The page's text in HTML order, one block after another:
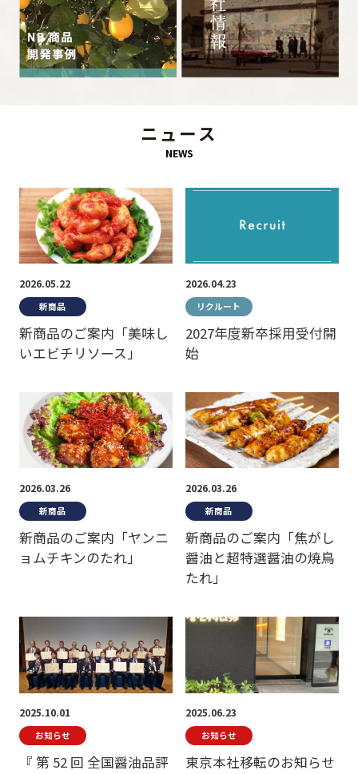
ニュース
NEWS
2026.05.22
新商品
新商品のご案内「美味し
いエビチリソース」
2026.04.23
リクルート
2027年度新卒採用受付開
始
2026.03.26
新商品
新商品のご案内「ヤンニ
ョムチキンのたれ」
2026.03.26
新商品
新商品のご案内「焦がし
醤油と超特選醤油の焼鳥
たれ」
2025.10.01
お知らせ
『 第 52 回 全国醤油品評
2025.06.23
お知らせ
東京本社移転のお知らせ